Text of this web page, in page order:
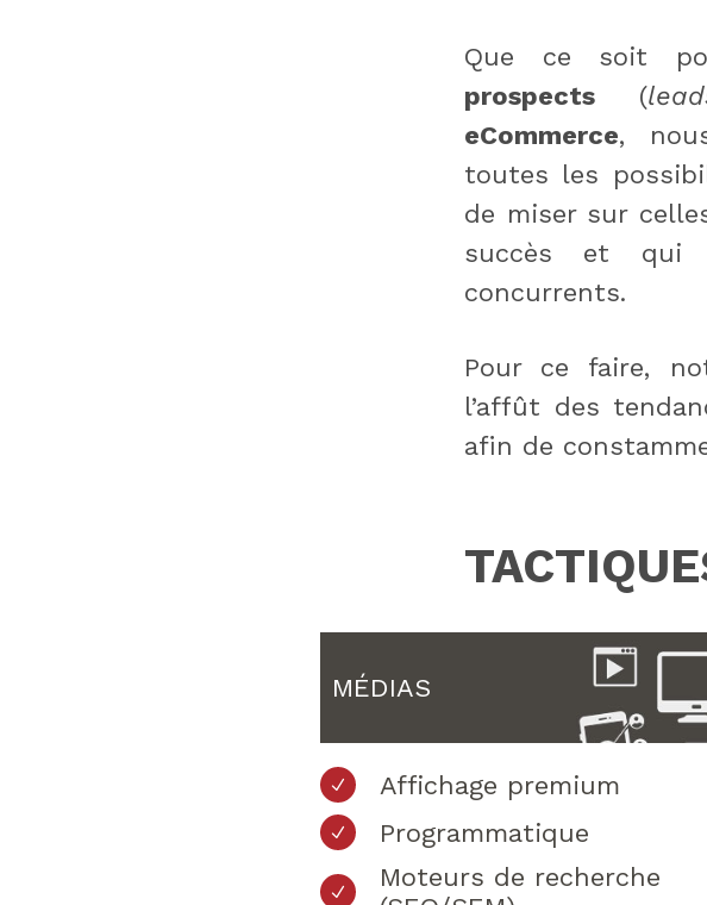
Que ce soit
prospects(
eCommerce,
toutes les
de miser sur
succès et qui
concurrents.
Pour ce faire,
l’affût des
afin de
MÉDIAS
Affichage premium
Programmatique
Moteurs de recherche